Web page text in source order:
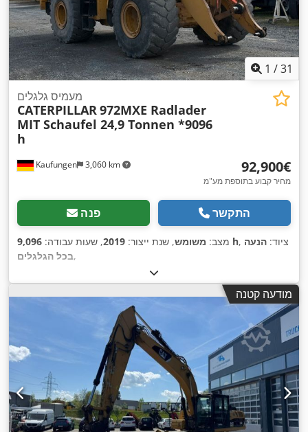
1 /31
Kaufungen 3,060 km
מעמיס גלגלים
CATERPILLAR972MXE Radlader
MIT Schaufel 24,9 Tonnen *9096
h
‏92,900 ‏€
מחיר קבוע בתוספת מע"מ
פנה התקשר
מצב: משומש, שנת ייצור: 2019, שעות עבודה: 9,096 h , ציוד: הנעה
בכל הגלגלים,
מודעה קטנה